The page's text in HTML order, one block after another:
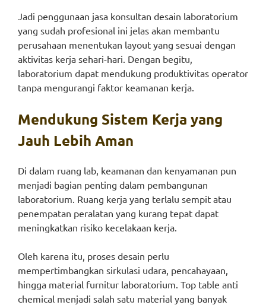
Jadi penggunaan jasa konsultan desain laboratorium
yang sudah profesional ini jelas akan membantu
perusahaan menentukan layout yang sesuai dengan
aktivitas kerja sehari-hari. Dengan begitu,
laboratorium dapat mendukung produktivitas operator
tanpa mengurangi faktor keamanan kerja.
Mendukung Sistem Kerja yang
Jauh Lebih Aman
Di dalam ruang lab, keamanan dan kenyamanan pun
menjadi bagian penting dalam pembangunan
laboratorium. Ruang kerja yang terlalu sempit atau
penempatan peralatan yang kurang tepat dapat
meningkatkan risiko kecelakaan kerja.
Oleh karena itu, proses desain perlu
mempertimbangkan sirkulasi udara, pencahayaan,
hingga material furnitur laboratorium. Top table anti
chemical menjadi salah satu material yang banyak